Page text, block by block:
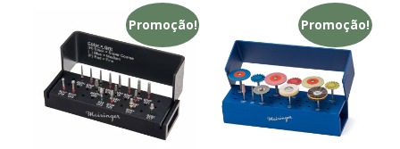
Promoção! Promoção!